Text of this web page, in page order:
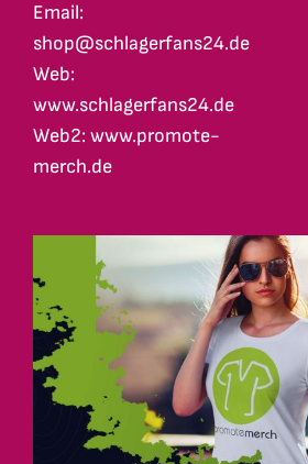
Email:
shop@schlagerfans24.de
Web:
www.schlagerfans24.de
Web2: www.promote-
merch.de